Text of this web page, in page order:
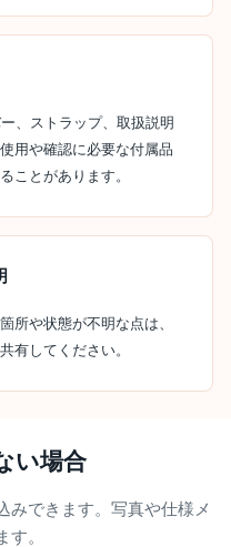
、ストラップ、取扱説明
用や確認に必要な付属品
ことがあります。
所や状態が不明な点は、
有してください。
い場合
みできます。写真や仕様メ
。